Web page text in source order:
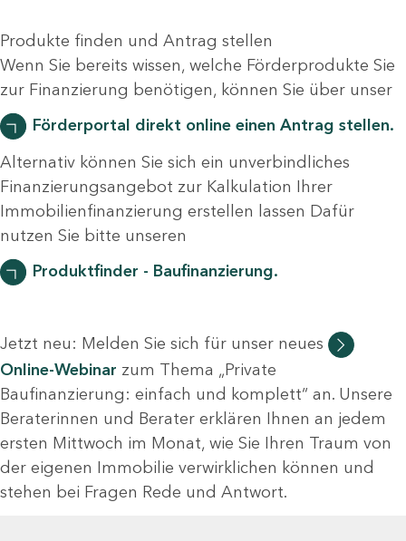
Produkte finden und Antrag stellen
Wenn Sie bereits wissen, welche Förderprodukte Sie
zur Finanzierung benötigen, können Sie über unser
Förderportal direkt online einen Antrag stellen.
Alternativ können Sie sich ein unverbindliches
Finanzierungsangebot zur Kalkulation Ihrer
Immobilienfinanzierung erstellen lassen Dafür
nutzen Sie bitte unseren
Produktfinder - Baufinanzierung.
Jetzt neu: Melden Sie sich für unser neues
Online-Webinar zum Thema „Private
Baufinanzierung: einfach und komplett“ an. Unsere
Beraterinnen und Berater erklären Ihnen an jedem
ersten Mittwoch im Monat, wie Sie Ihren Traum von
der eigenen Immobilie verwirklichen können und
stehen bei Fragen Rede und Antwort.